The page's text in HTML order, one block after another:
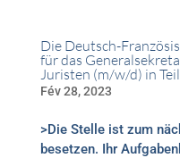
Die Deutsch-
für das
Juristen (m/w/d) in
Fév 28, 2023
>Die Stelle ist zum
besetzen. Ihr